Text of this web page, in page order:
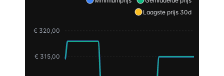
€ 320,00
€ 315,00
Laagste prijs 30d